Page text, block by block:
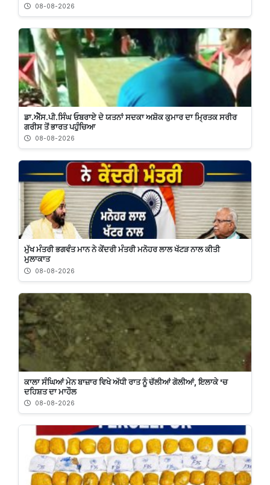
08-08-2026
ਡਾ.ਐੱਸ.ਪੀ.ਸਿੰਘ ਓਬਰਾਏ ਦੇ ਯਤਨਾਂ ਸਦਕਾ ਅਸ਼ੋਕ ਕੁਮਾਰ ਦਾ ਮ੍ਰਿਤਕ ਸਰੀਰ
ਗਰੀਸ ਤੋਂ ਭਾਰਤ ਪਹੁੰਚਿਆ
08-08-2026
ਮੁੱਖ ਮੰਤਰੀ ਭਗਵੰਤ ਮਾਨ ਨੇ ਕੇਂਦਰੀ ਮੰਤਰੀ ਮਨੋਹਰ ਲਾਲ ਖੱਟੜ ਨਾਲ ਕੀਤੀ
ਮੁਲਾਕਾਤ
08-08-2026
ਕਾਲਾ ਸੰਘਿਆਂ ਮੇਨ ਬਾਜ਼ਾਰ ਵਿਖੇ ਅੱਧੀ ਰਾਤ ਨੂੰ ਚੱਲੀਆਂ ਗੋਲੀਆਂ, ਇਲਾਕੇ 'ਚ
ਦਹਿਸ਼ਤ ਦਾ ਮਾਹੌਲ
08-08-2026